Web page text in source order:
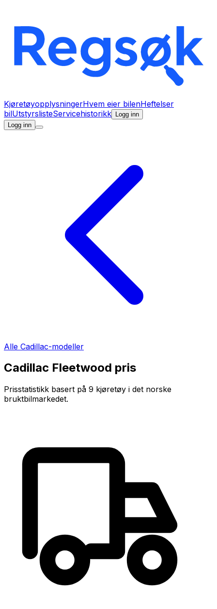
KjøretøyopplysningerHvem eier bilenHeftelser
bilUtstyrslisteServicehistorikk Logg inn
Logg inn
Alle Cadillac-modeller
Cadillac Fleetwood pris
Prisstatistikk basert på 9 kjøretøy i det norske
bruktbilmarkedet.